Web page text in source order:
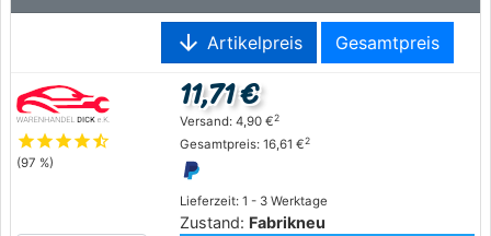
arrow_downward Artikelpreis Gesamtpreis
starstarstarstarstar_half
(97 %)
Lieferzeit: 1 - 3 Werktage
Zustand: Fabrikneu
11,71 €
Versand: 4,90 €2
Gesamtpreis: 16,61 €2